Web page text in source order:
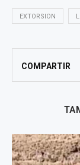
EXTORSION
COMPARTIR